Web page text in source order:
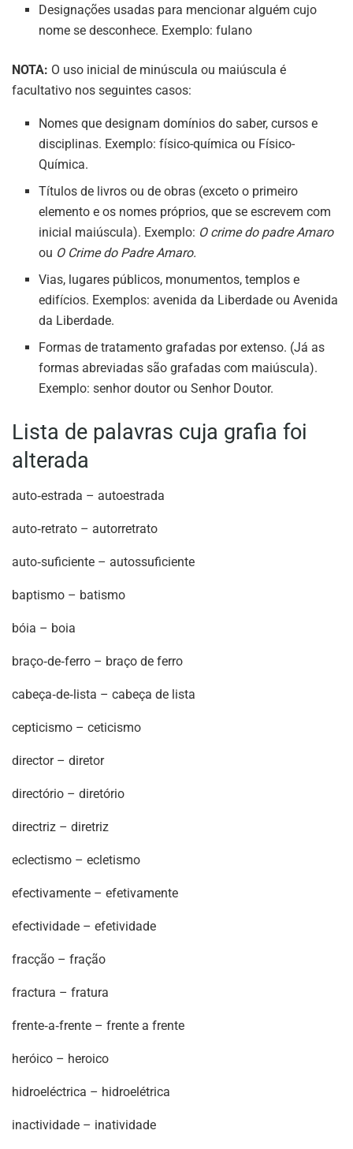
Designações usadas para mencionar alguém cujo
nome se desconhece. Exemplo: fulano
NOTA: O uso inicial de minúscula ou maiúscula é
facultativo nos seguintes casos:
Nomes que designam domínios do saber, cursos e
disciplinas. Exemplo: físico-química ou Físico-
Química.
Títulos de livros ou de obras (exceto o primeiro
elemento e os nomes próprios, que se escrevem com
inicial maiúscula). Exemplo: O crime do padre Amaro
ou O Crime do Padre Amaro.
Vias, lugares públicos, monumentos, templos e
edifícios. Exemplos: avenida da Liberdade ou Avenida
da Liberdade.
Formas de tratamento grafadas por extenso. (Já as
formas abreviadas são grafadas com maiúscula).
Exemplo: senhor doutor ou Senhor Doutor.
Lista de palavras cuja grafia foi
alterada
auto‐estrada – autoestrada
auto‐retrato – autorretrato
auto‐suficiente – autossuficiente
baptismo – batismo
bóia – boia
braço‐de‐ferro – braço de ferro
cabeça‐de‐lista – cabeça de lista
cepticismo – ceticismo
director – diretor
directório – diretório
directriz – diretriz
eclectismo – ecletismo
efectivamente – efetivamente
efectividade – efetividade
fracção – fração
fractura – fratura
frente‐a‐frente – frente a frente
heróico – heroico
hidroeléctrica – hidroelétrica
inactividade – inatividade